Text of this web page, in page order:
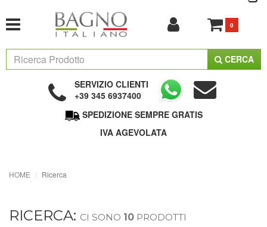
0
CERCA
SERVIZIO CLIENTI
+39 345 6937400
SPEDIZIONE SEMPRE GRATIS
IVA AGEVOLATA
HOME Ricerca
RICERCA: CI SONO 10 PRODOTTI